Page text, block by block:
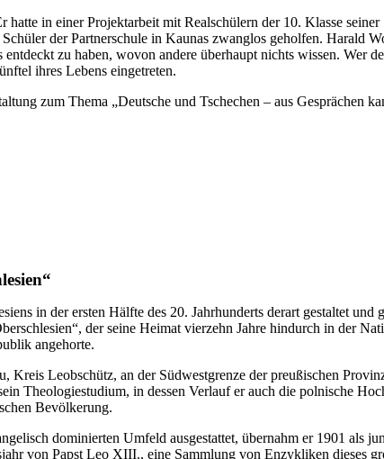
in einer Projektarbeit mit Realschülern der 10. Klasse
der Partnerschule in Kaunas zwanglos geholfen. Harald
entdeckt zu haben, wovon andere überhaupt nichts wissen.
ihres Lebens eingetreten.
zum Thema „Deutsche und Tschechen – aus Gesprächen
in der ersten Hälfte des 20. Jahrhunderts derart gestaltet
der seine Heimat vierzehn Jahre hindurch in der
angehorte.
Leobschütz, an der Südwestgrenze der preußischen
Theologiestudium, in dessen Verlauf er auch die polnische
Bevölkerung.
dominierten Umfeld ausgestattet, übernahm er 1901 als
von Papst Leo XIII., eine Sammlung von Enzykliken dieses